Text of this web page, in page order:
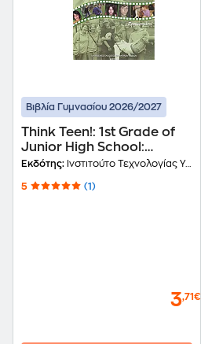
Βιβλία Γυμνασίου 2026/2027
Think Teen!: 1st Grade of
Junior High School:
Workbook: Προχωρημένοι
Εκδότης: Ινστιτούτο Τεχνολογίας Υπολογιστών και Εκδόσεων Διόφαντος
5 (1)
3,71€